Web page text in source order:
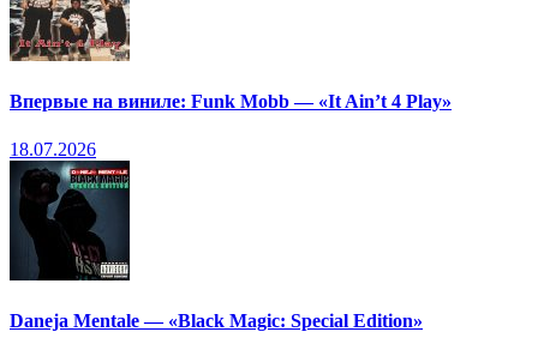
Впервые на виниле: Funk Mobb — «It Ain’t 4 Play»
18.07.2026
Daneja Mentale — «Black Magic: Special Edition»